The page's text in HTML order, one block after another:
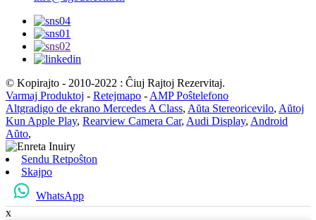
© Kopirajto - 2010-2022 : Ĉiuj Rajtoj Rezervitaj.
Varmaj Produktoj - Retejmapo - AMP Poŝtelefono
Altgradigo de ekrano Mercedes A Class, Aŭta Stereoricevilo, Aŭtoj
Kun Apple Play, Rearview Camera Car, Audi Display, Android
Aŭto,
Sendu Retpoŝton
Skajpo
WhatsApp
x